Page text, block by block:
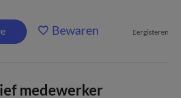
Bewaren Eergisteren
medewerker